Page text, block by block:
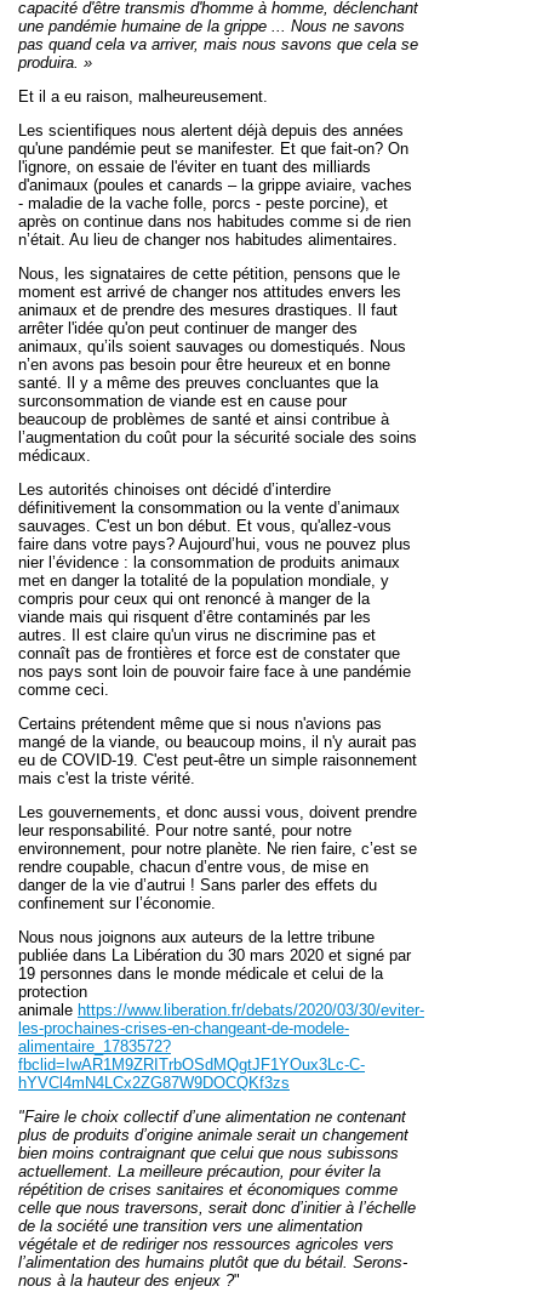
capacité d'être transmis d'homme à homme, déclenchant
une pandémie humaine de la grippe ... Nous ne savons
pas quand cela va arriver, mais nous savons que cela se
produira. »
Et il a eu raison, malheureusement.
Les scientifiques nous alertent déjà depuis des années
qu'une pandémie peut se manifester. Et que fait-on? On
l'ignore, on essaie de l'éviter en tuant des milliards
d'animaux (poules et canards – la grippe aviaire, vaches
- maladie de la vache folle, porcs - peste porcine), et
après on continue dans nos habitudes comme si de rien
n’était. Au lieu de changer nos habitudes alimentaires.
Nous, les signataires de cette pétition, pensons que le
moment est arrivé de changer nos attitudes envers les
animaux et de prendre des mesures drastiques. Il faut
arrêter l'idée qu'on peut continuer de manger des
animaux, qu’ils soient sauvages ou domestiqués. Nous
n’en avons pas besoin pour être heureux et en bonne
santé. Il y a même des preuves concluantes que la
surconsommation de viande est en cause pour
beaucoup de problèmes de santé et ainsi contribue à
l’augmentation du coût pour la sécurité sociale des soins
médicaux.
Les autorités chinoises ont décidé d’interdire
définitivement la consommation ou la vente d’animaux
sauvages. C'est un bon début. Et vous, qu'allez-vous
faire dans votre pays? Aujourd’hui, vous ne pouvez plus
nier l’évidence : la consommation de produits animaux
met en danger la totalité de la population mondiale, y
compris pour ceux qui ont renoncé à manger de la
viande mais qui risquent d’être contaminés par les
autres. Il est claire qu'un virus ne discrimine pas et
connaît pas de frontières et force est de constater que
nos pays sont loin de pouvoir faire face à une pandémie
comme ceci.
Certains prétendent même que si nous n'avions pas
mangé de la viande, ou beaucoup moins, il n'y aurait pas
eu de COVID-19. C'est peut-être un simple raisonnement
mais c'est la triste vérité.
Les gouvernements, et donc aussi vous, doivent prendre
leur responsabilité. Pour notre santé, pour notre
environnement, pour notre planète. Ne rien faire, c’est se
rendre coupable, chacun d’entre vous, de mise en
danger de la vie d’autrui ! Sans parler des effets du
confinement sur l’économie.
Nous nous joignons aux auteurs de la lettre tribune
publiée dans La Libération du 30 mars 2020 et signé par
19 personnes dans le monde médicale et celui de la
protection
animale https://www.liberation.fr/debats/2020/03/30/eviter-
les-prochaines-crises-en-changeant-de-modele-
alimentaire_1783572?
fbclid=IwAR1M9ZRITrbOSdMQgtJF1YOux3Lc-C-
hYVCl4mN4LCx2ZG87W9DOCQKf3zs
"Faire le choix collectif d’une alimentation ne contenant
plus de produits d’origine animale serait un changement
bien moins contraignant que celui que nous subissons
actuellement. La meilleure précaution, pour éviter la
répétition de crises sanitaires et économiques comme
celle que nous traversons, serait donc d’initier à l’échelle
de la société une transition vers une alimentation
végétale et de rediriger nos ressources agricoles vers
l’alimentation des humains plutôt que du bétail. Serons-
nous à la hauteur des enjeux ?"